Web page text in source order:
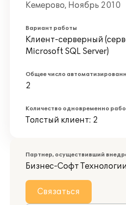
Кемерово, Ноябрь 2010
Вариант работы
Клиент-серверный
Microsoft SQL Server)
Общее число
2
Количество одновременно
Толстый клиент: 2
Партнер, осуществивший
Бизнес-Софт Технологии
Связаться